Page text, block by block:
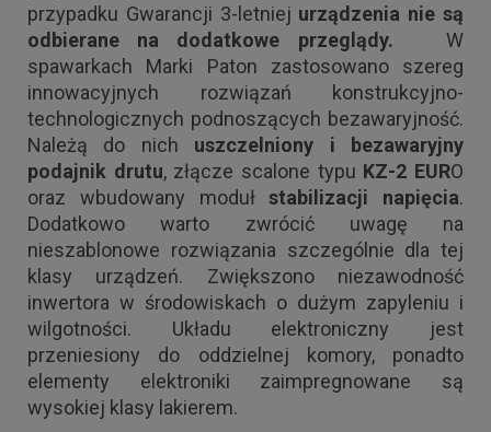
przypadku Gwarancji 3-letniej urządzenia nie są
odbierane na dodatkowe przeglądy.
W
spawarkach Marki Paton zastosowano szereg
innowacyjnych rozwiązań konstrukcyjno-
technologicznych podnoszących bezawaryjność.
Należą do nich uszczelniony i bezawaryjny
podajnik drutu, złącze scalone typu KZ-2 EURO
oraz wbudowany modułstabilizacji napięcia.
Dodatkowo warto zwrócić uwagę na
nieszablonowe rozwiązania szczególnie dla tej
klasy urządzeń. Zwiększono niezawodność
inwertora w środowiskach o dużym zapyleniu i
wilgotności. Układu elektroniczny jest
przeniesiony do oddzielnej komory, ponadto
elementy elektroniki zaimpregnowane są
wysokiej klasy lakierem.